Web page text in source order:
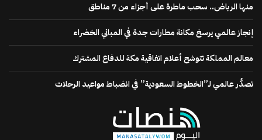
منها الرياض.. سحب ماطرة على أجزاء من 7 مناطق
إنجاز عالمي يرسخ مكانة مطارات جدة في المباني الخضراء
معالم المملكة تتوشح أعلام اتفاقية مكة للدفاع المشترك
تصدُّر عالمي لـ”الخطوط السعودية” في انضباط مواعيد الرحلات